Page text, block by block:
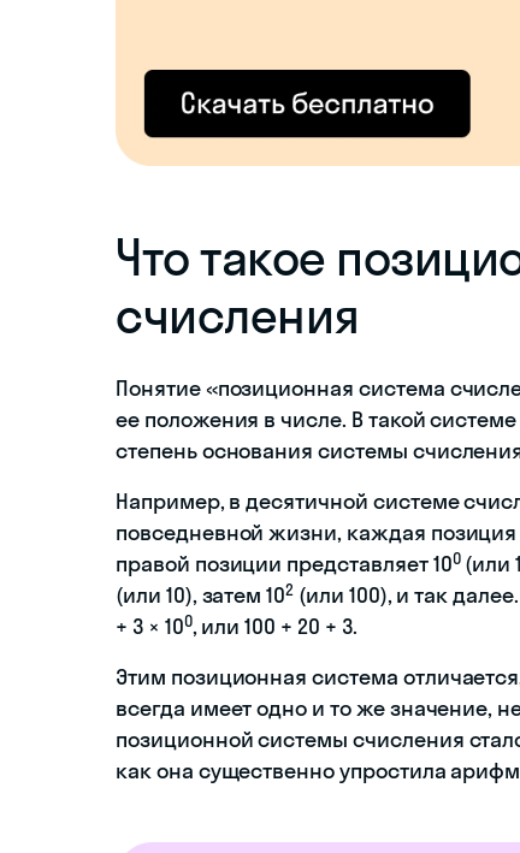
Что такое
счисления
Понятие «позиционная система
ее положения в числе. В такой
степень основания системы
Например, в десятичной системе
повседневной жизни, каждая
правой позиции представляет 100(или
(или 10), затем 102 (или 100), и так
+ 3 × 100, или 100 + 20 + 3.
Этим позиционная система
всегда имеет одно и то же значение,
позиционной системы счисления
как она существенно упростила